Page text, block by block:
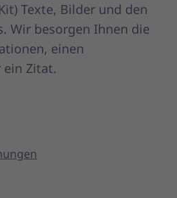
Texte, Bilder und den
Wir besorgen Ihnen die
einen
Zitat.